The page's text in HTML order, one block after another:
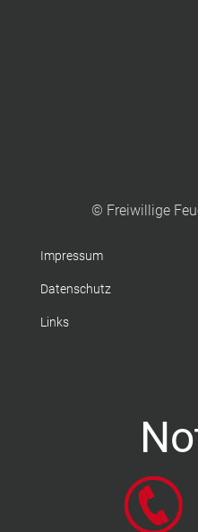
© Freiwillige
Impressum
Datenschutz
Links